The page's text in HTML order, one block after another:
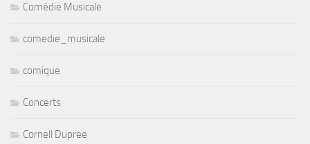
Comédie Musicale
comedie_musicale
comique
Concerts
Cornell Dupree